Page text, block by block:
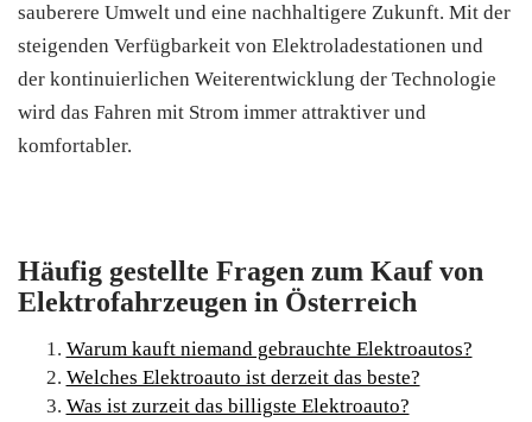
sauberere Umwelt und eine nachhaltigere Zukunft. Mit der
steigenden Verfügbarkeit von Elektroladestationen und
der kontinuierlichen Weiterentwicklung der Technologie
wird das Fahren mit Strom immer attraktiver und
komfortabler.
Häufig gestellte Fragen zum Kauf von
Elektrofahrzeugen in Österreich
Warum kauft niemand gebrauchte Elektroautos?
Welches Elektroauto ist derzeit das beste?
Was ist zurzeit das billigste Elektroauto?